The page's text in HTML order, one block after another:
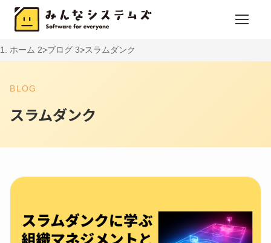
ホーム ブログ スラムダンク
BLOG
スラムダンク